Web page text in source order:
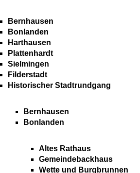
Bernhausen
Bonlanden
Harthausen
Plattenhardt
Sielmingen
Filderstadt
Historischer Stadtrundgang
Bernhausen
Bonlanden
Altes Rathaus
Gemeindebackhaus
Wette und Burgbrunnen